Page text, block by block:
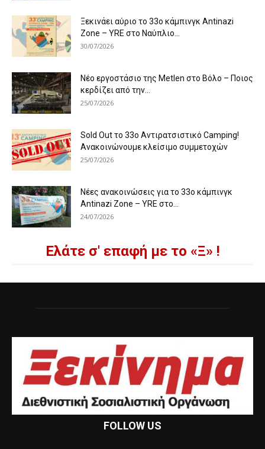
Ξεκινάει αύριο το 33ο κάμπινγκ Antinazi
Zone – YRE στο Ναύπλιο...
30/07/2026
Νέο εργοστάσιο της Metlen στο Βόλο – Ποιος
κερδίζει από την...
25/07/2026
Sold Out το 33ο Αντιρατσιστικό Camping!
Ανακοινώνουμε κλείσιμο συμμετοχών
25/07/2026
Νέες ανακοινώσεις για το 33ο κάμπινγκ
Antinazi Zone – YRE στο...
24/07/2026
Ελάτε σ' επαφή με το «Ξ» !
FOLLOW US